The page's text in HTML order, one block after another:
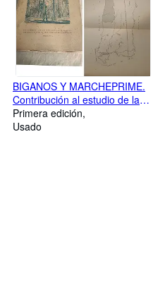
BIGANOS Y MARCHEPRIME.
Contribución al estudio de la
vida rural en las Landas de
Gascuña (Francia).
Primera edición
Usado